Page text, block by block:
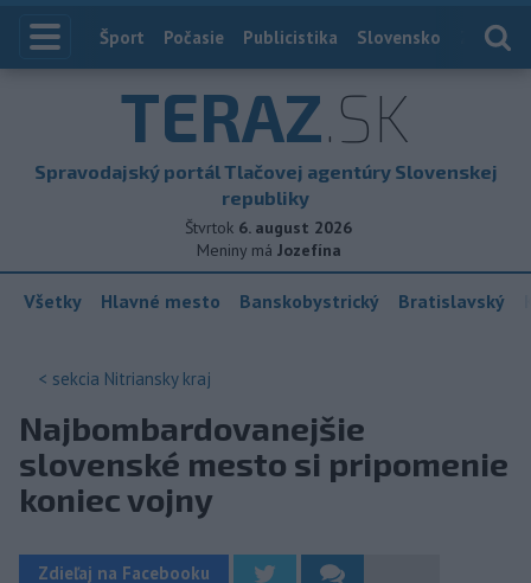
Index
Šport Počasie Publicistika Slovensko
TERAZ.SK
Spravodajský portál Tlačovej agentúry Slovenskej
republiky
Štvrtok 6. august 2026
Meniny má Jozefína
Všetky Hlavné mesto Banskobystrický Bratislavský
< sekcia Nitriansky kraj
Najbombardovanejšie
slovenské mesto si pripomenie
koniec vojny
Zdieľaj na Facebooku